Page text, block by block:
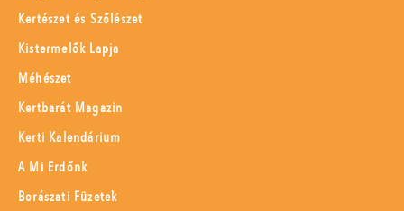
Kertészet és Szőlészet
Kistermelők Lapja
Méhészet
Kertbarát Magazin
Kerti Kalendárium
A Mi Erdőnk
Borászati Füzetek